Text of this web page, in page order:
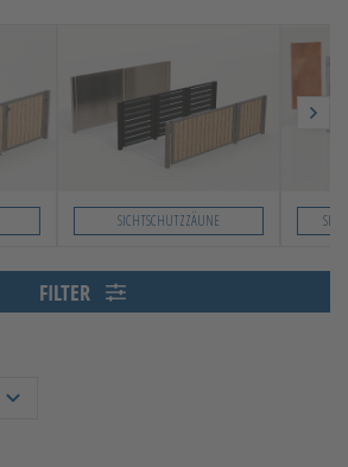
SICHTSCHUTZZÄUNE
FILTER